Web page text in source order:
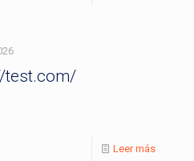
test.com/
Leer más